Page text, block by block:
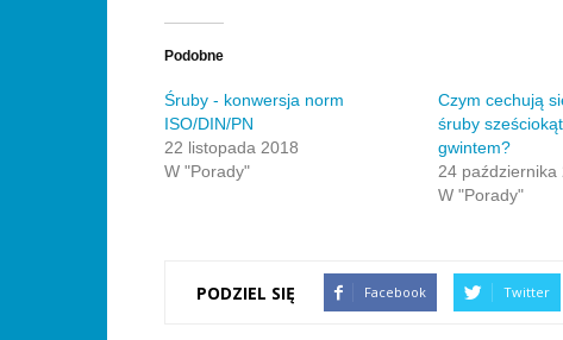
znajomego
e-
w
nowym
oknie)
Podobne
Śruby - konwersja norm
ISO/DIN/PN
22 listopada 2018
W "Porady"
Czym cechują
śruby
gwintem?
24 października
W "Porady"
PODZIEL SIĘ Facebook Twitter